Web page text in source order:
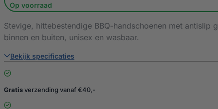
Op voorraad
Stevige, hittebestendige BBQ-handschoenen met
binnen en buiten, unisex en wasbaar.
Bekijk specificaties
Gratisverzending vanaf €40,-